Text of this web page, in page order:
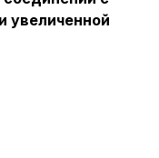
увеличенной